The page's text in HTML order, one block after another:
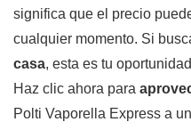
significa que el precio
cualquier momento. Si
casa, esta es tu
Haz clic ahora para
Polti Vaporella Express a